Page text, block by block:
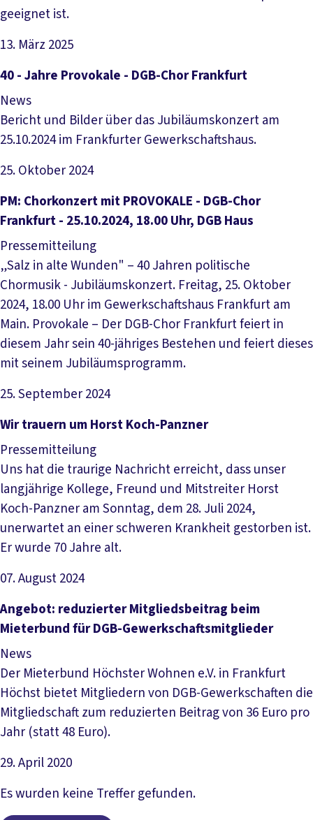
geeignet ist.
13. März 2025
Artikel lesen
40 - Jahre Provokale - DGB-Chor Frankfurt
News
Bericht und Bilder über das Jubiläumskonzert am
25.10.2024 im Frankfurter Gewerkschaftshaus.
25. Oktober 2024
Artikel lesen
PM: Chorkonzert mit PROVOKALE - DGB-Chor
Frankfurt - 25.10.2024, 18.00 Uhr, DGB Haus
Pressemitteilung
„Salz in alte Wunden" – 40 Jahren politische
Chormusik - Jubiläumskonzert. Freitag, 25. Oktober
2024, 18.00 Uhr im Gewerkschaftshaus Frankfurt am
Main. Provokale – Der DGB-Chor Frankfurt feiert in
diesem Jahr sein 40-jähriges Bestehen und feiert dieses
mit seinem Jubiläumsprogramm.
25. September 2024
Artikel lesen
Wir trauern um Horst Koch-Panzner
Pressemitteilung
Uns hat die traurige Nachricht erreicht, dass unser
langjährige Kollege, Freund und Mitstreiter Horst
Koch-Panzner am Sonntag, dem 28. Juli 2024,
unerwartet an einer schweren Krankheit gestorben ist.
Er wurde 70 Jahre alt.
07. August 2024
Artikel lesen
Angebot: reduzierter Mitgliedsbeitrag beim
Mieterbund für DGB-Gewerkschaftsmitglieder
News
Der Mieterbund Höchster Wohnen e.V. in Frankfurt
Höchst bietet Mitgliedern von DGB-Gewerkschaften die
Mitgliedschaft zum reduzierten Beitrag von 36 Euro pro
Jahr (statt 48 Euro).
29. April 2020
Artikel lesen
Es wurden keine Treffer gefunden.